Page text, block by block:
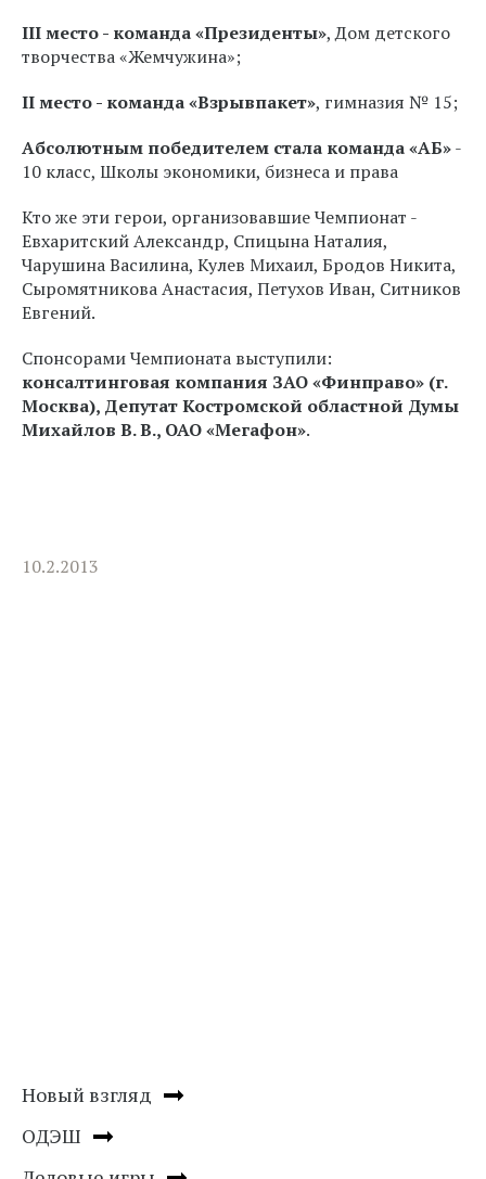
III место - команда «Президенты», Дом детского
творчества «Жемчужина»;
II место - команда «Взрывпакет», гимназия № 15;
Абсолютным победителем стала команда «АБ»-
10 класс, Школы экономики, бизнеса и права
Кто же эти герои, организовавшие Чемпионат -
Евхаритский Александр, Спицына Наталия,
Чарушина Василина, Кулев Михаил, Бродов Никита,
Сыромятникова Анастасия, Петухов Иван, Ситников
Евгений.
Спонсорами Чемпионата выступили:
консалтинговая компания ЗАО «Финправо» (г.
Москва), Депутат Костромской областной Думы
Михайлов В. В., ОАО «Мегафон».
10.2.2013
Новый взгляд
ОДЭШ